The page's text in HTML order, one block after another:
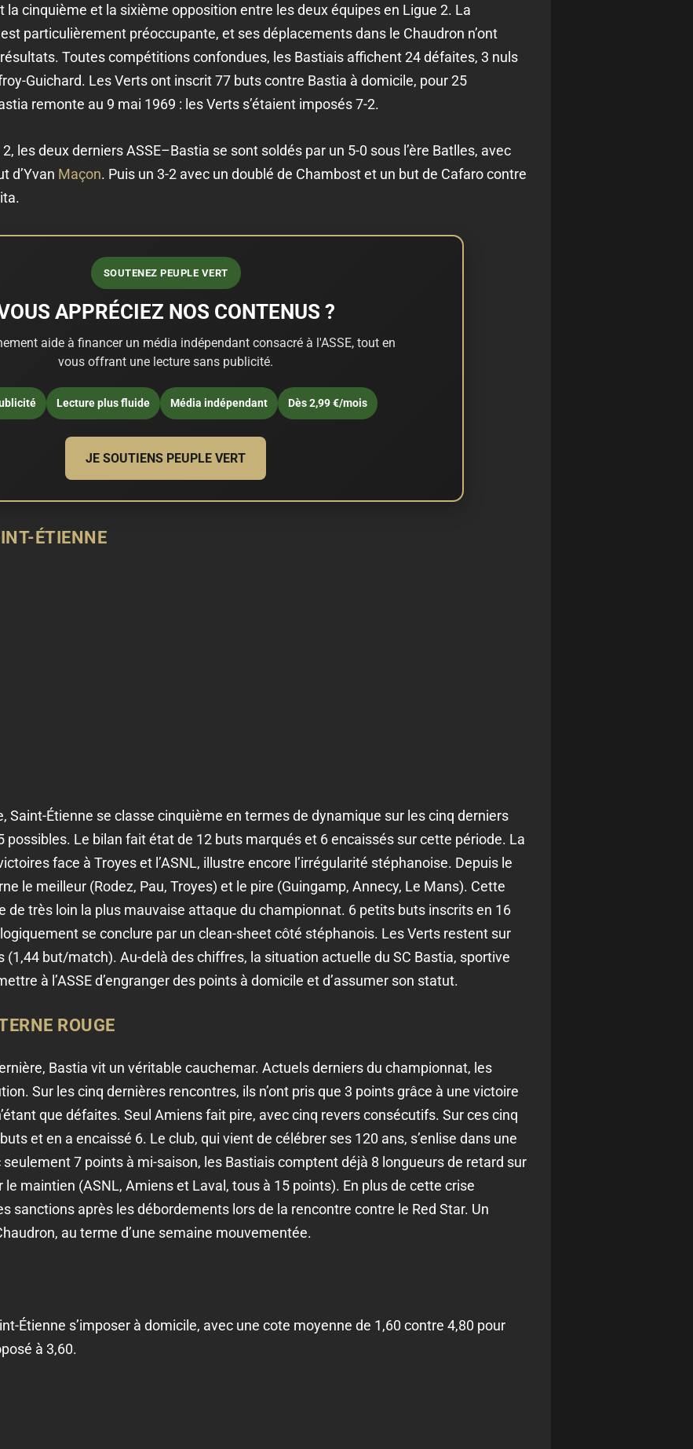
cinquième et la sixième opposition entre les deux équipes en Ligue 2. La
particulièrement préoccupante, et ses déplacements dans le Chaudron n’ont
Toutes compétitions confondues, les Bastiais affichent 24 défaites, 3 nuls
Guichard. Les Verts ont inscrit 77 buts contre Bastia à domicile, pour 25
remonte au 9 mai 1969 : les Verts s’étaient imposés 7-2.
les deux derniers ASSE–Bastia se sont soldés par un 5-0 sous l’ère Batlles, avec
d’Yvan Maçon. Puis un 3-2 avec un doublé de Chambost et un but de Cafaro contre
SOUTENEZ PEUPLE VERT
APPRÉCIEZ NOS CONTENUS ?
aide à financer un média indépendant consacré à l'ASSE, tout en
vous offrant une lecture sans publicité.
Lecture plus fluide Média indépendant Dès 2,99 €/mois
JE SOUTIENS PEUPLE VERT
ÉTIENNE
Saint-Étienne se classe cinquième en termes de dynamique sur les cinq derniers
possibles. Le bilan fait état de 12 buts marqués et 6 encaissés sur cette période. La
face à Troyes et l’ASNL, illustre encore l’irrégularité stéphanoise. Depuis le
le meilleur (Rodez, Pau, Troyes) et le pire (Guingamp, Annecy, Le Mans). Cette
de très loin la plus mauvaise attaque du championnat. 6 petits buts inscrits en 16
se conclure par un clean-sheet côté stéphanois. Les Verts restent sur
(1,44 but/match). Au-delà des chiffres, la situation actuelle du SC Bastia, sportive
à l’ASSE d’engranger des points à domicile et d’assumer son statut.
ROUGE
Bastia vit un véritable cauchemar. Actuels derniers du championnat, les
Sur les cinq dernières rencontres, ils n’ont pris que 3 points grâce à une victoire
que défaites. Seul Amiens fait pire, avec cinq revers consécutifs. Sur ces cinq
et en a encaissé 6. Le club, qui vient de célébrer ses 120 ans, s’enlise dans une
7 points à mi-saison, les Bastiais comptent déjà 8 longueurs de retard sur
maintien (ASNL, Amiens et Laval, tous à 15 points). En plus de cette crise
sanctions après les débordements lors de la rencontre contre le Red Star. Un
au terme d’une semaine mouvementée.
Étienne s’imposer à domicile, avec une cote moyenne de 1,60 contre 4,80 pour
à 3,60.